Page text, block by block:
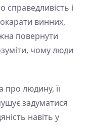
справедливість і
винних,
повернути
чому люди
про людину, її
задуматися
навіть у